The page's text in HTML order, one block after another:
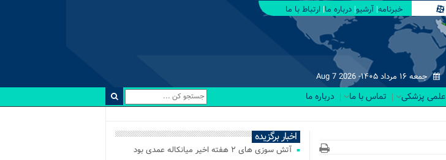
خبرنامه آرشیو درباره ما ارتباط با ما
جمعه ۱۶ مرداد ۱۴۰۵- Aug 7 2026
علمی پزشکی تماس با ما درباره ما
اخبار برگزیده
آتش‌ سوزی‌ های ۲ هفته اخیر میانکاله عمدی بود